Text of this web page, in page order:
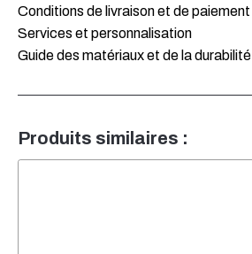
Conditions de livraison et de paiement
Services et personnalisation
Guide des matériaux et de la durabilité
Produits similaires :